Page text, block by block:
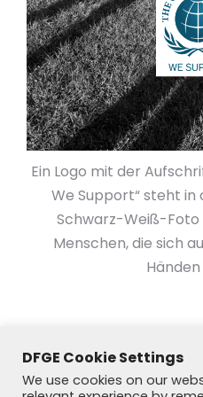
Ein Logo mit der
We Support“ steht
Schwarz-Weiß-
Menschen, die sich
DFGE Cookie Settings
We use cookies on our